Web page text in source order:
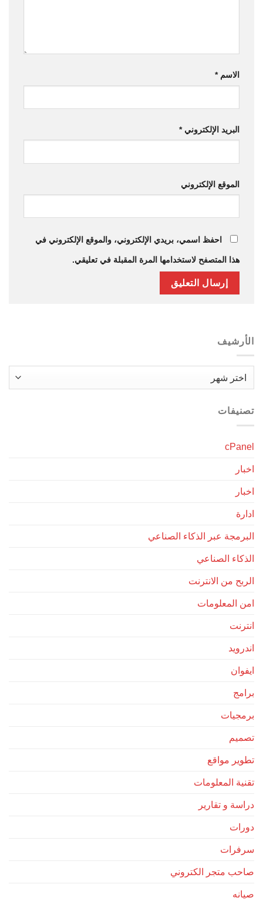
البريد الإلكتروني*
الموقع الإلكتروني
احفظ اسمي، بريدي الإلكتروني، والموقع الإلكتروني في
هذا المتصفح لاستخدامها المرة المقبلة في تعليقي.
عبر الذكاء الصناعي
الصناعي
من الانترنت
مواقع
المعلومات
و تقارير
متجر الكتروني